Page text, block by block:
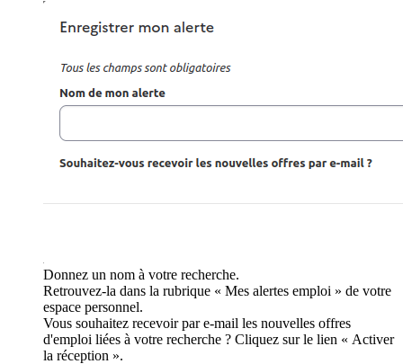
Donnez un nom à votre recherche.
Retrouvez-la dans la rubrique « Mes alertes emploi » de votre
espace personnel.
Vous souhaitez recevoir par e-mail les nouvelles offres
d'emploi liées à votre recherche ? Cliquez sur le lien « Activer
la réception ».